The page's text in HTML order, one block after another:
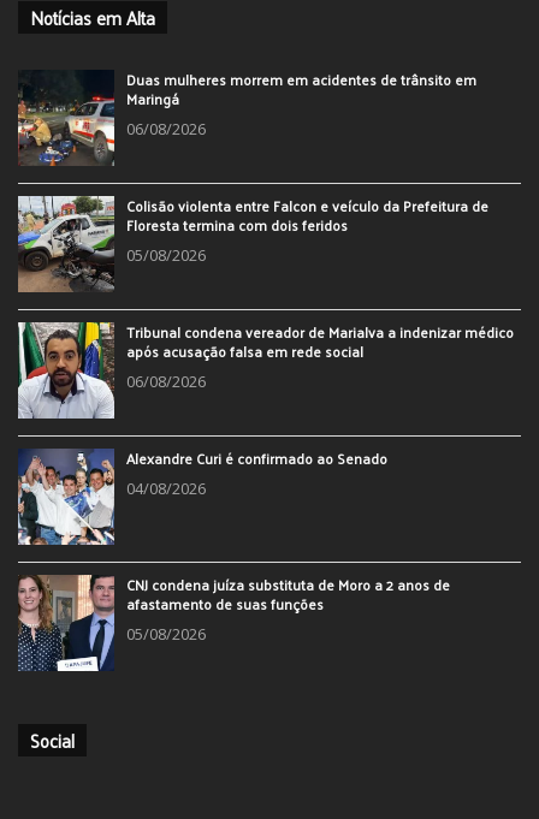
Notícias em Alta
Duas mulheres morrem em acidentes de trânsito em
Maringá
06/08/2026
Colisão violenta entre Falcon e veículo da Prefeitura de
Floresta termina com dois feridos
05/08/2026
Tribunal condena vereador de Marialva a indenizar médico
após acusação falsa em rede social
06/08/2026
Alexandre Curi é confirmado ao Senado
04/08/2026
CNJ condena juíza substituta de Moro a 2 anos de
afastamento de suas funções
05/08/2026
Social